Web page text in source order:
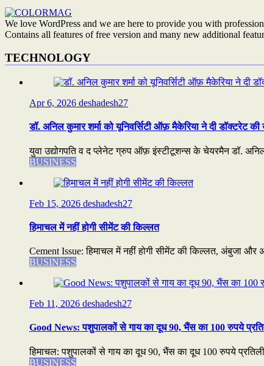
We love WordPress and we are here to provide you with
Contains all features of free version and many new additional
TECHNOLOGY
Apr 6, 2026 deshadesh27
डॉ. अनिल कुमार शर्मा को यूनिवर्सिटी ऑफ़ मैकेरिया ने दी डॉक्टरेट की
युवा उद्योगपति व द प्लेनेट ग्रुप ऑफ़ इंस्टीटूशन्स के चेयरमैन डॉ. अनिल
BUSINESS
Feb 15, 2026 deshadesh27
हिमाचल में नहीं होगी सीमेंट की किल्लत
Cement Issue: हिमाचल में नहीं होगी सीमेंट की किल्लत, अंबुजा और
BUSINESS
Feb 11, 2026 deshadesh27
Good News: पशुपालकों से गाय का दूध 90, भैंस का 100 रुपये
हिमाचल: पशुपालकों से गाय का दूध 90, भैंस का दूध 100 रुपये
BUSINESS